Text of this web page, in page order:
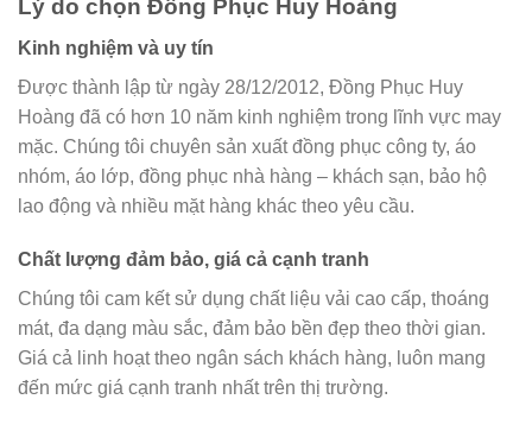
Lý do chọn Đồng Phục Huy Hoàng
Kinh nghiệm và uy tín
Được thành lập từ ngày 28/12/2012, Đồng Phục Huy
Hoàng đã có hơn 10 năm kinh nghiệm trong lĩnh vực may
mặc. Chúng tôi chuyên sản xuất đồng phục công ty, áo
nhóm, áo lớp, đồng phục nhà hàng – khách sạn, bảo hộ
lao động và nhiều mặt hàng khác theo yêu cầu.
Chất lượng đảm bảo, giá cả cạnh tranh
Chúng tôi cam kết sử dụng chất liệu vải cao cấp, thoáng
mát, đa dạng màu sắc, đảm bảo bền đẹp theo thời gian.
Giá cả linh hoạt theo ngân sách khách hàng, luôn mang
đến mức giá cạnh tranh nhất trên thị trường.